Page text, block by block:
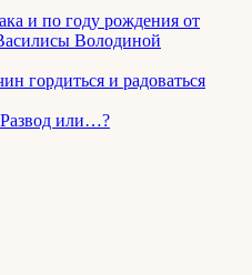
и по году рождения от
Володиной
гордиться и радоваться
или…?